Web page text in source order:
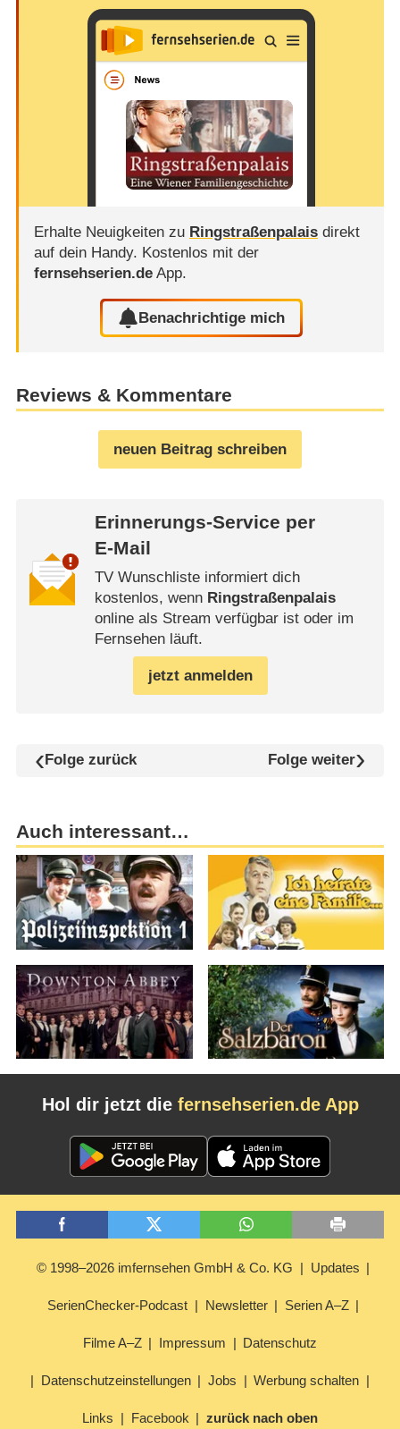
Erhalte Neuigkeiten zu Ringstraßenpalaisdirekt
auf dein Handy. Kostenlos mit der
fernsehserien.deApp.
Benachrichtige mich
Reviews & Kommentare
neuen Beitrag schreiben
Erinnerungs-Service per
E-Mail
TV Wunschliste informiert dich
kostenlos, wenn Ringstraßenpalais
online als Stream verfügbar ist oder im
Fernsehen läuft.
jetzt anmelden
Folge zurück Folge weiter
Auch interessant…
Hol dir jetzt die fernsehserien.de App
© 1998–2026 imfernsehen GmbH & Co. KG Updates
SerienChecker-Podcast Newsletter Serien A–Z
Filme A–Z Impressum Datenschutz
Datenschutzeinstellungen Jobs Werbung schalten
Links Facebook zurück nach oben